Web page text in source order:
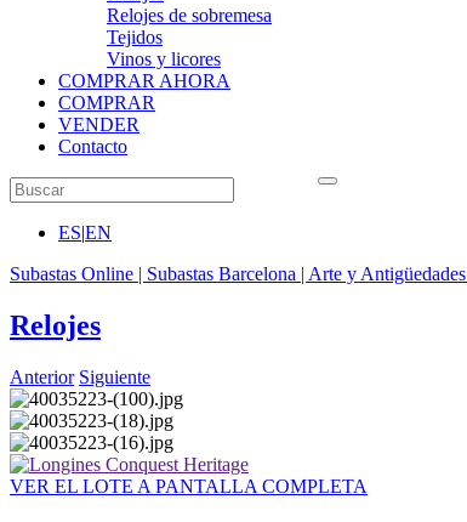
Relojes de sobremesa
Tejidos
Vinos y licores
COMPRAR AHORA
COMPRAR
VENDER
Contacto
ES|EN
Subastas Online | Subastas Barcelona | Arte y Antigüedades
Relojes
Anterior Siguiente
VER EL LOTE A PANTALLA COMPLETA